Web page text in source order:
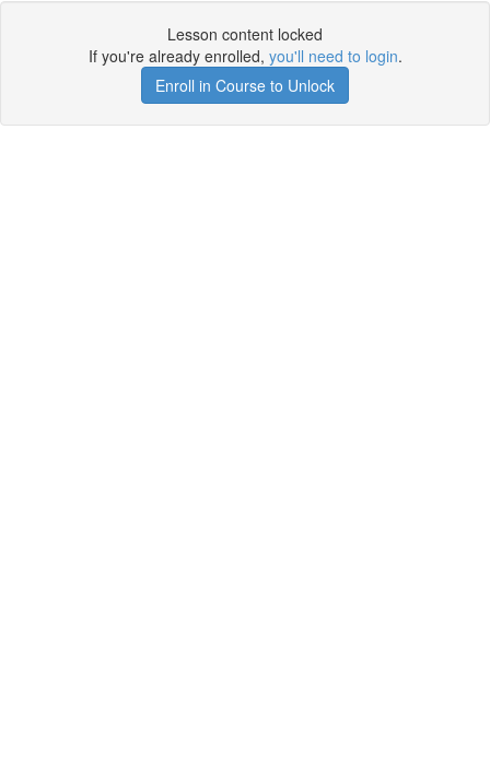
Lesson content locked
If you're already enrolled, you'll need to login.
Enroll in Course to Unlock